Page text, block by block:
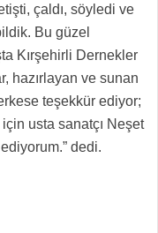
çaldı, söyledi ve
Bu güzel
Kırşehirli Dernekler
hazırlayan ve sunan
teşekkür ediyor;
usta sanatçı Neşet
dedi.